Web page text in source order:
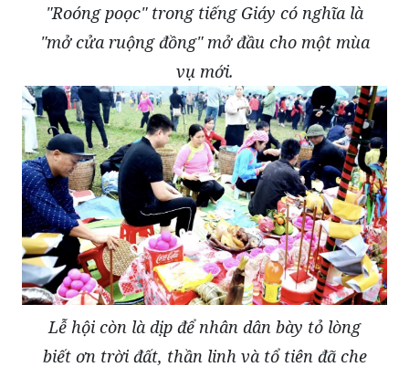
"Roóng poọc" trong tiếng Giáy có nghĩa là
"mở cửa ruộng đồng" mở đầu cho một mùa
vụ mới.
Lễ hội còn là dịp để nhân dân bày tỏ lòng
biết ơn trời đất, thần linh và tổ tiên đã che